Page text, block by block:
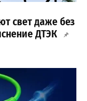
свет даже без
ДТЭК